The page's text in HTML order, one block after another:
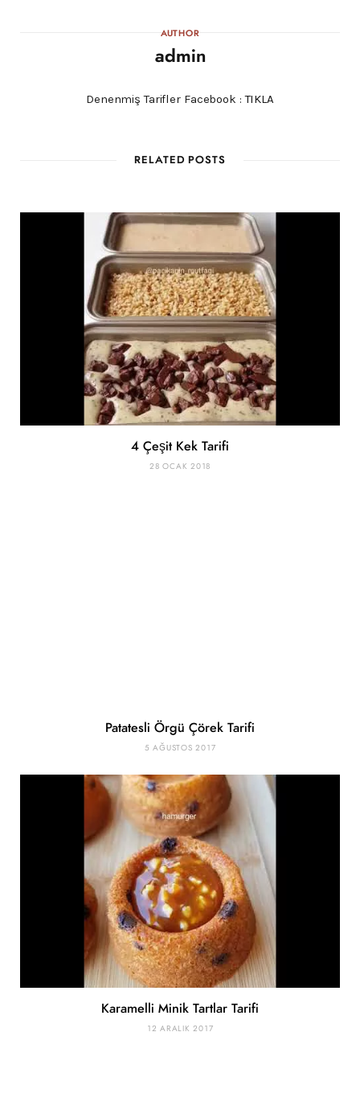
AUTHOR
admin
Denenmiş Tarifler Facebook :TIKLA
RELATED POSTS
4 Çeşit Kek Tarifi
28 OCAK 2018
Patatesli Örgü Çörek Tarifi
5 AĞUSTOS 2017
Karamelli Minik Tartlar Tarifi
12 ARALIK 2017